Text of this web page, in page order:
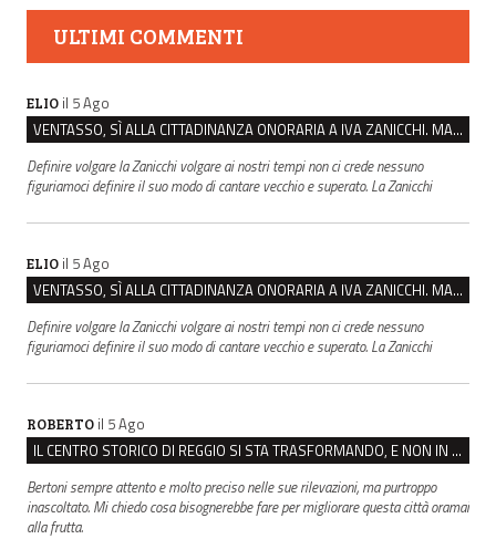
ULTIMI COMMENTI
ELIO il 5 Ago
VENTASSO, SÌ ALLA CITTADINANZA ONORARIA A IVA ZANICCHI. MA BARGIACCHI: “È DI PESSIMO GUSTO”
Definire volgare la Zanicchi volgare ai nostri tempi non ci crede nessuno
figuriamoci definire il suo modo di cantare vecchio e superato. La Zanicchi
ELIO il 5 Ago
VENTASSO, SÌ ALLA CITTADINANZA ONORARIA A IVA ZANICCHI. MA BARGIACCHI: “È DI PESSIMO GUSTO”
Definire volgare la Zanicchi volgare ai nostri tempi non ci crede nessuno
figuriamoci definire il suo modo di cantare vecchio e superato. La Zanicchi
ROBERTO il 5 Ago
IL CENTRO STORICO DI REGGIO SI STA TRASFORMANDO, E NON IN MEGLIO
Bertoni sempre attento e molto preciso nelle sue rilevazioni, ma purtroppo
inascoltato. Mi chiedo cosa bisognerebbe fare per migliorare questa città oramai
alla frutta.